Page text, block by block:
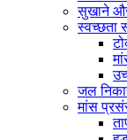
सुखाने
स्वच्छता
जल
मांस